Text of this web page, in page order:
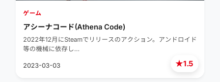
★1.5
ゲーム
アシーナコード(Athena Code)
2022年12月にSteamでリリースのアクション。アンドロイド
等の機械に依存し…
2023-03-03